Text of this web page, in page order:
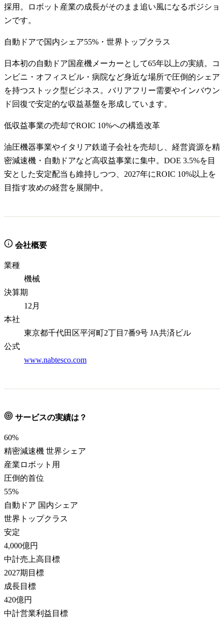
採用。ロボット産業の成長がそのまま追い風になるポジショ
ンです。
自動ドアで国内シェア55%・世界トップクラス
日本初の自動ドア国産機メーカーとして65年以上の実績。コ
ンビニ・オフィスビル・病院など身近な場所で圧倒的シェア
を持つストック型ビジネス。バリアフリー需要やインバウン
ド回復で安定的な収益基盤を形成しています。
低収益事業の売却でROIC 10%への構造改革
油圧機器事業やイタリア鉄道子会社を売却し、経営資源を精
密減速機・自動ドアなど高収益事業に集中。DOE 3.5%を目
安とした安定配当も維持しつつ、2027年にROIC 10%以上を
目指す攻めの経営を展開中。
会社概要
業種
機械
決算期
12月
本社
東京都千代田区平河町2丁目7番9号 JA共済ビル
公式
www.nabtesco.com
サービスの実績は？
60%
精密減速機 世界シェア
産業ロボット用
圧倒的首位
55%
自動ドア 国内シェア
世界トップクラス
安定
4,000億円
中計売上高目標
2027期目標
成長目標
420億円
中計営業利益目標